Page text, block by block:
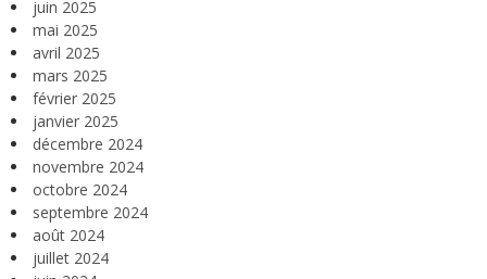
juin 2025
mai 2025
avril 2025
mars 2025
février 2025
janvier 2025
décembre 2024
novembre 2024
octobre 2024
septembre 2024
août 2024
juillet 2024